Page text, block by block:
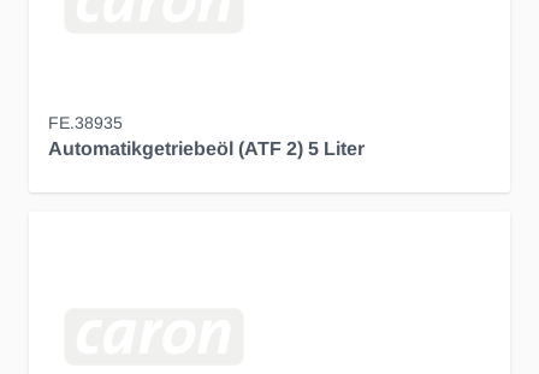
FE.38935
Automatikgetriebeöl (ATF 2) 5 Liter